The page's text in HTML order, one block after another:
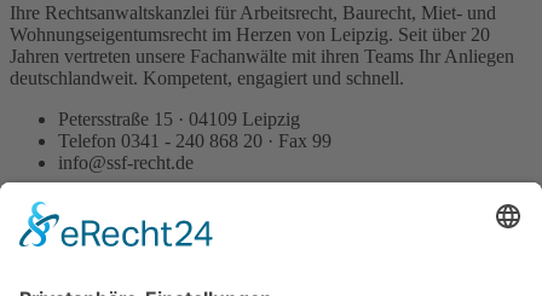
Ihre Rechtsanwaltskanzlei für Arbeitsrecht, Baurecht, Miet- und
Wohnungseigentumsrecht im Herzen von Leipzig. Seit über 20
Jahren vertreten unsere Fachanwälte mit ihren Teams Ihr Anliegen
deutschlandweit. Kompetent, engagiert und schnell.
Petersstraße 15 · 04109 Leipzig
Telefon 0341 - 240 868 20 · Fax 99
info@ssf-recht.de
Spezialisiert auf